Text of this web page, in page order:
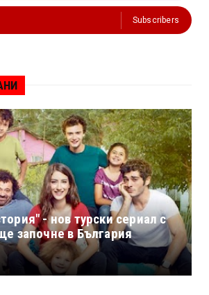
Subscribers
- нов турски сериал с
започне в България